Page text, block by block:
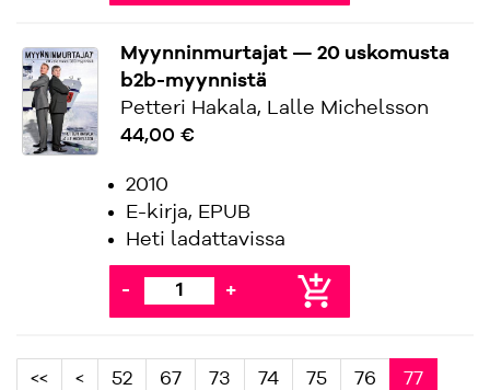
Myynninmurtajat — 20 uskomusta
b2b-myynnistä
Petteri Hakala, Lalle Michelsson
44,00 €
2010
E-kirja, EPUB
Heti ladattavissa
- + add_shopping_cart
<< < 52 67 73 74 75 76 77